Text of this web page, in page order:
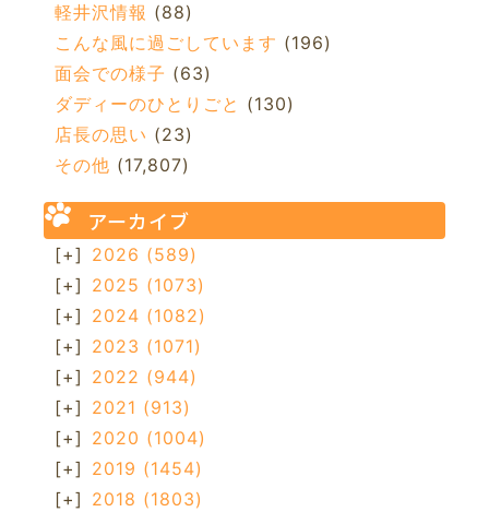
軽井沢情報 (88)
こんな風に過ごしています (196)
面会での様子 (63)
ダディーのひとりごと (130)
店長の思い (23)
その他 (17,807)
アーカイブ
[+] 2026 (589)
[+] 2025 (1073)
[+] 2024 (1082)
[+] 2023 (1071)
[+] 2022 (944)
[+] 2021 (913)
[+] 2020 (1004)
[+] 2019 (1454)
[+] 2018 (1803)